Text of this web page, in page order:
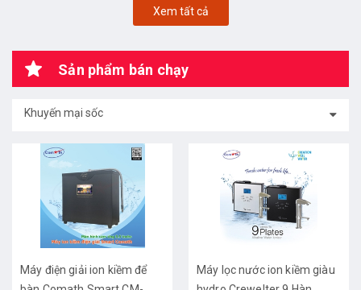
Xem tất cả
Sản phẩm bán chạy
Khuyến mại sốc
Máy điện giải ion kiềm để
Máy lọc nước ion kiềm giàu